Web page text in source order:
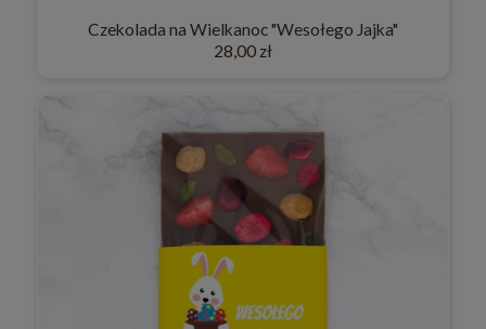
Czekolada na Wielkanoc "Wesołego Jajka"
28,00 zł